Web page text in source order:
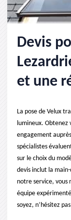
Devis
et une
La pose de Velux
lumineux. Obtenez
engagement
spécialistes
sur le choix du
devis inclut la
notre service, vous
équipe
soyez, n’hésitez